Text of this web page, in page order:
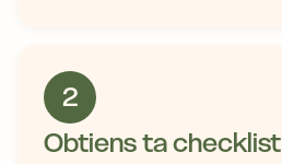
2
Obtiens ta checklist